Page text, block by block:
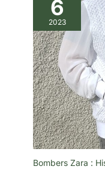
6
2023
Bombers Zara :